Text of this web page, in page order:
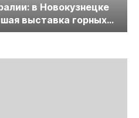
в Новокузнецке
выставка горных
Уголь России и